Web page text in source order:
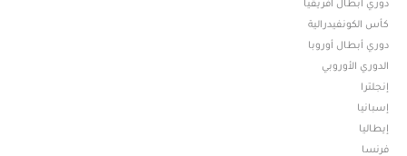
كأس الكونفيدرالية
دوري أبطال أوروبا
الدوري الأوروبي
إنجلترا
إسبانيا
إيطاليا
فرنسا